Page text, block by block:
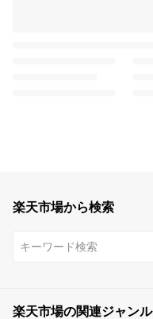
楽天市場から検索
楽天市場の関連ジャンル